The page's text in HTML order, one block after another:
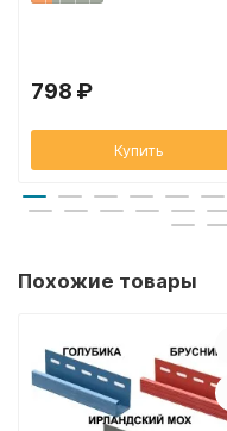
798 ₽
Купить
Похожие товары